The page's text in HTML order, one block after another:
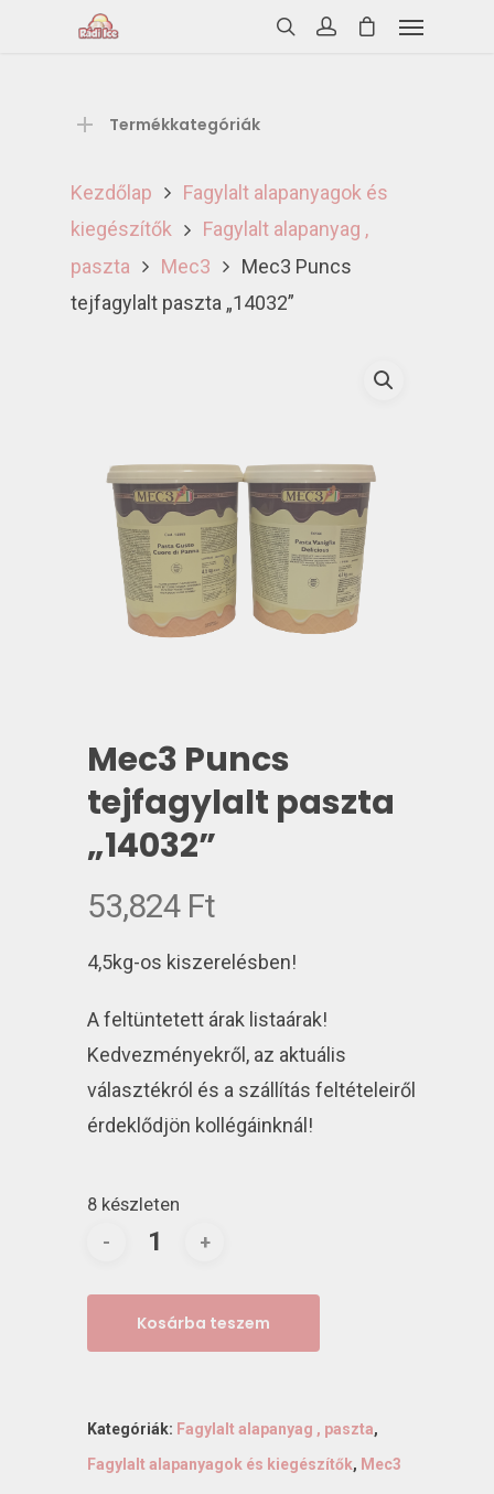
Termékkategóriák
Kezdőlap
Fagylalt alapanyagok és
kiegészítők
Fagylalt alapanyag ,
paszta
Mec3
Mec3 Puncs
tejfagylalt paszta „14032”
Mec3 Puncs
tejfagylalt paszta
„14032”
53,824 Ft
4,5kg-os kiszerelésben!
A feltüntetett árak listaárak!
Kedvezményekről, az aktuális
választékról és a szállítás feltételeiről
érdeklődjön kollégáinknál!
8 készleten
Kosárba teszem
Kategóriák: Fagylalt alapanyag , paszta,
Fagylalt alapanyagok és kiegészítők, Mec3